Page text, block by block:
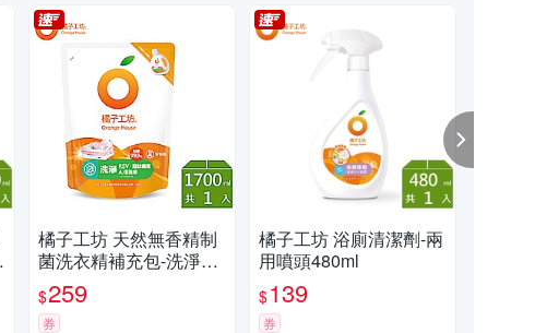
橘子工坊 天然無香精制
菌洗衣精補充包-洗淨病
毒升級版 1700ml
$259
券
橘子工坊 浴廁清潔劑-兩
用噴頭480ml
$139
券